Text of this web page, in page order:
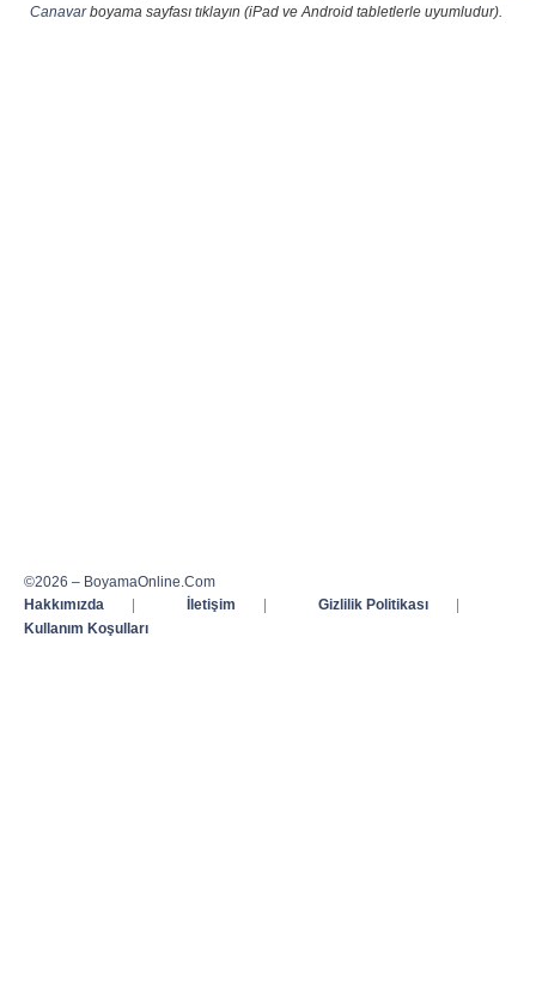
Canavarboyama sayfası tıklayın (iPad ve Android tabletlerle uyumludur).
©2026 – BoyamaOnline.Com
Hakkımızda
| İletişim | Gizlilik Politikası
|
Kullanım Koşulları